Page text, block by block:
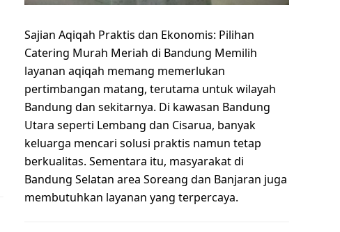
Sajian Aqiqah Praktis dan Ekonomis: Pilihan
Catering Murah Meriah di Bandung Memilih
layanan aqiqah memang memerlukan
pertimbangan matang, terutama untuk wilayah
Bandung dan sekitarnya. Di kawasan Bandung
Utara seperti Lembang dan Cisarua, banyak
keluarga mencari solusi praktis namun tetap
berkualitas. Sementara itu, masyarakat di
Bandung Selatan area Soreang dan Banjaran juga
membutuhkan layanan yang terpercaya.